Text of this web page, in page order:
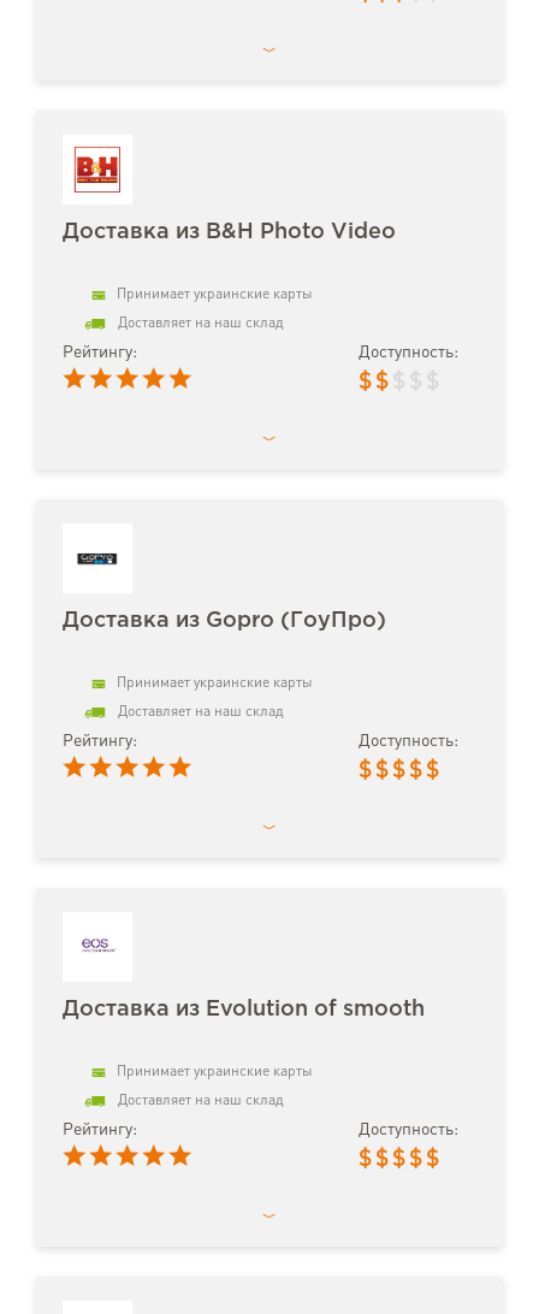
Доставка из B&H Photo Video
Принимает украинские карты
Доставляет на наш склад
Рейтингу: Доступность:
$ $ $ $ $
Доставка из Gopro (ГоуПро)
Принимает украинские карты
Доставляет на наш склад
Рейтингу: Доступность:
$ $ $ $ $
Доставка из Evolution of smooth
Принимает украинские карты
Доставляет на наш склад
Рейтингу: Доступность:
$ $ $ $ $